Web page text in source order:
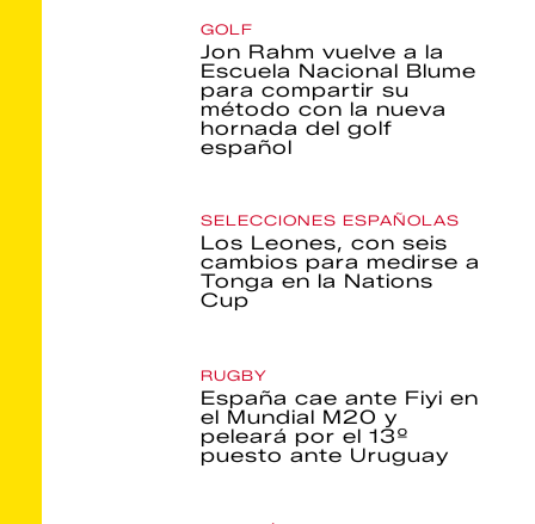
GOLF
Jon Rahm vuelve a la
Escuela Nacional Blume
para compartir su
método con la nueva
hornada del golf
español
SELECCIONES ESPAÑOLAS
Los Leones, con seis
cambios para medirse a
Tonga en la Nations
Cup
RUGBY
España cae ante Fiyi en
el Mundial M20 y
peleará por el 13º
puesto ante Uruguay